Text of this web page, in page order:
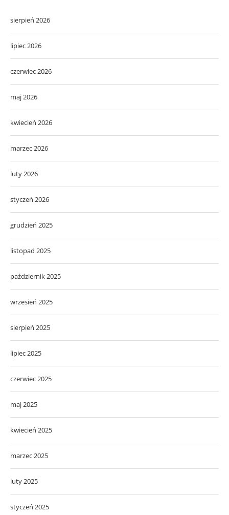
sierpień 2026
lipiec 2026
czerwiec 2026
maj 2026
kwiecień 2026
marzec 2026
luty 2026
styczeń 2026
grudzień 2025
listopad 2025
październik 2025
wrzesień 2025
sierpień 2025
lipiec 2025
czerwiec 2025
maj 2025
kwiecień 2025
marzec 2025
luty 2025
styczeń 2025